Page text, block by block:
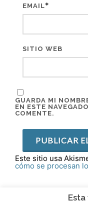
EMAIL*
SITIO WEB
GUARDA MI
EN ESTE
COMENTE.
Este sitio usa
cómo se procesan